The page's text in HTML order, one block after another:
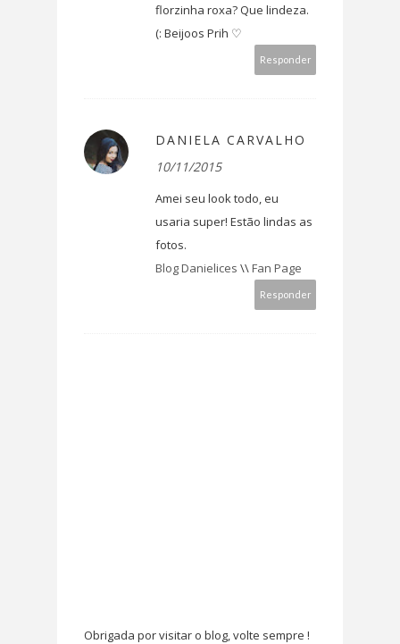
florzinha roxa? Que lindeza.
(: Beijoos Prih ♡
Responder
DANIELA CARVALHO
10/11/2015
Amei seu look todo, eu
usaria super! Estão lindas as
fotos.
Blog Danielices \\ Fan Page
Responder
Obrigada por visitar o blog, volte sempre !